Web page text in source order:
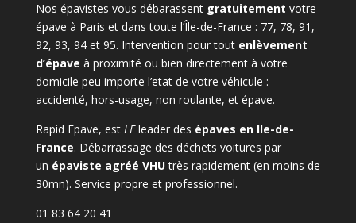
Nos épavistes vous débarassent gratuitement votre
épave à Paris et dans toute l’Île-de-France : 77, 78, 91,
92, 93, 94 et 95. Intervention pour tout enlèvement
d’épave à proximité ou bien directement à votre
domicile peu importe l’etat de votre véhicule :
accidenté, hors-usage, non roulante, et épave.
Rapid Epave, est LEleader des épaves en Ile-de-
France. Débarrassage des déchets voitures par
un épaviste agréé VHUtrès rapidement (en moins de
30mn). Service propre et professionnel.
01 83 64 20 41